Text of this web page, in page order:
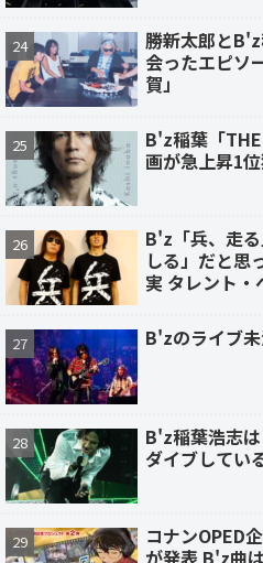
勝新太郎と
会ったエピソ
賀」
B'z稲葉「
画が急上昇1
B'z「兵、走
しる」だと思
実 タレント・
B'zのライブ
B'z稲葉浩志
ダイブしてい
コナンOPED